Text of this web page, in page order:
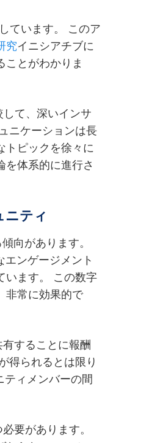
ています。 このア
究イニシアチブに
ことがわかりま
して、深いインサ
ニケーションは長
トピックを徐々に
体系的に進行さ
ニティ
向があります。
ンゲージメント
います。 この数字
非常に効果的で
することに報酬
得られるとは限り
ィメンバーの間
要があります。